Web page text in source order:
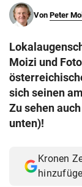
Von Peter
Moizi und
sich seinen
Zu sehen
unten)!
Kronen